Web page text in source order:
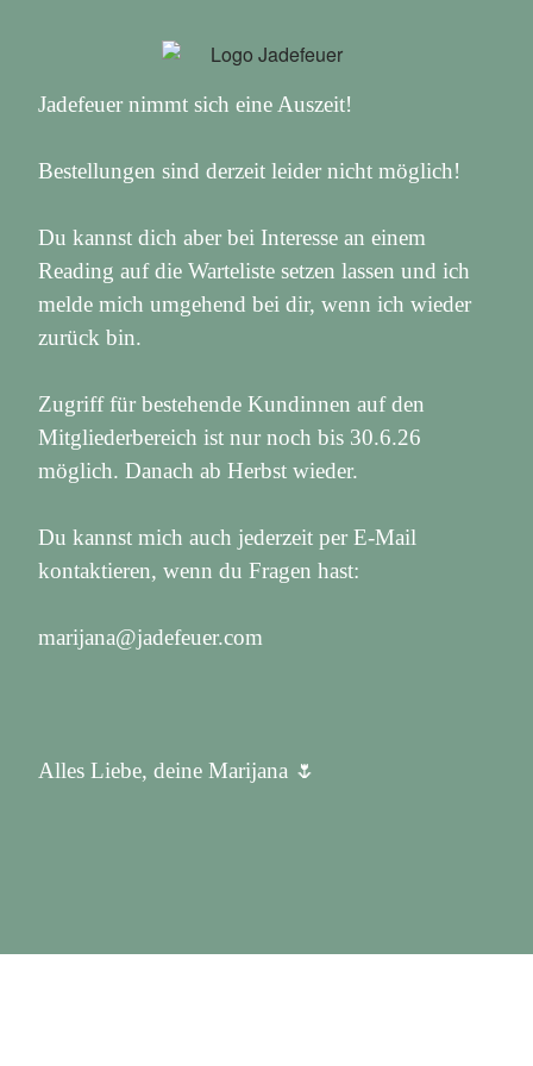
Jadefeuer nimmt sich eine Auszeit!
Bestellungen sind derzeit leider nicht möglich!
Du kannst dich aber bei Interesse an einem
Reading auf die Warteliste setzen lassen und ich
melde mich umgehend bei dir, wenn ich wieder
zurück bin.
Zugriff für bestehende Kundinnen auf den
Mitgliederbereich ist nur noch bis 30.6.26
möglich. Danach ab Herbst wieder.
Du kannst mich auch jederzeit per E-Mail
kontaktieren, wenn du Fragen hast:
marijana@jadefeuer.com
Alles Liebe, deine Marijana 🌷